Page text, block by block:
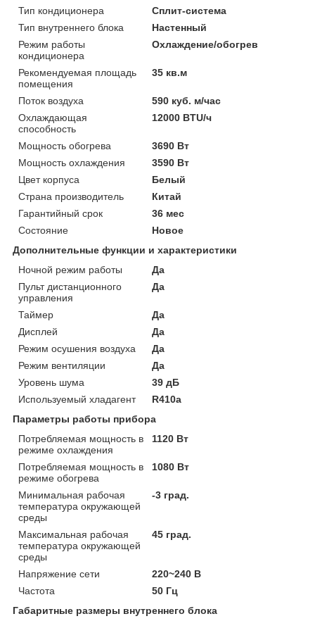
Тип кондиционера
Сплит-система
Тип внутреннего блока
Настенный
Режим работы
кондиционера
Охлаждение/обогрев
Рекомендуемая площадь
помещения
35 кв.м
Поток воздуха
590 куб. м/час
Охлаждающая
способность
12000 BTU/ч
Мощность обогрева
3690 Вт
Мощность охлаждения
3590 Вт
Цвет корпуса
Белый
Страна производитель
Китай
Гарантийный срок
36 мес
Состояние
Новое
Дополнительные функции и характеристики
Ночной режим работы
Да
Пульт дистанционного
управления
Да
Таймер
Да
Дисплей
Да
Режим осушения воздуха
Да
Режим вентиляции
Да
Уровень шума
39 дБ
Используемый хладагент
R410a
Параметры работы прибора
Потребляемая мощность в
режиме охлаждения
1120 Вт
Потребляемая мощность в
режиме обогрева
1080 Вт
Минимальная рабочая
температура окружающей
среды
-3 град.
Максимальная рабочая
температура окружающей
среды
45 град.
Напряжение сети
220~240 В
Частота
50 Гц
Габаритные размеры внутреннего блока